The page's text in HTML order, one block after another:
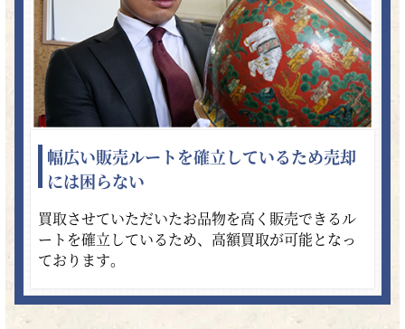
幅広い販売ルートを確立しているため売却
には困らない
買取させていただいたお品物を高く販売できるル
ートを確立しているため、高額買取が可能となっ
ております。